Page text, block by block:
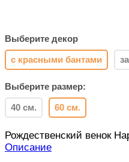
Выберите декор
с красными бантами
Выберите размер:
40 см. 60 см.
Рождественский венок
Описание